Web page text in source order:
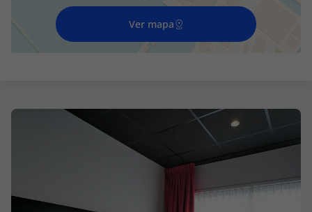
Voos + Hotel
Disneyland ® Paris
Cruzeiros
Ver mapa